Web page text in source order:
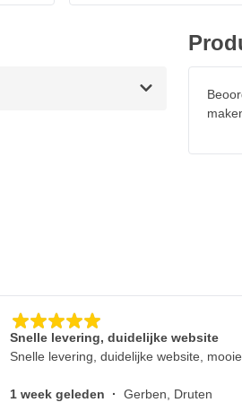
Snelle levering, duidelijke website
Snelle levering, duidelijke website,
1 week geleden · Gerben, Druten